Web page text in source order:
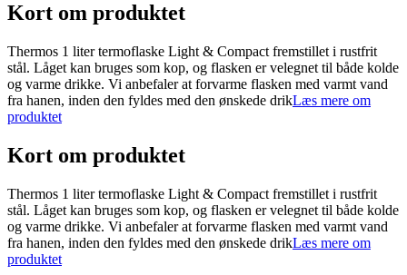
Kort om produktet
Thermos 1 liter termoflaske Light & Compact fremstillet i rustfrit
stål. Låget kan bruges som kop, og flasken er velegnet til både kolde
og varme drikke. Vi anbefaler at forvarme flasken med varmt vand
fra hanen, inden den fyldes med den ønskede drikLæs mere om
produktet
Kort om produktet
Thermos 1 liter termoflaske Light & Compact fremstillet i rustfrit
stål. Låget kan bruges som kop, og flasken er velegnet til både kolde
og varme drikke. Vi anbefaler at forvarme flasken med varmt vand
fra hanen, inden den fyldes med den ønskede drikLæs mere om
produktet